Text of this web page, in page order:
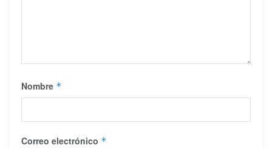
Nombre *
Correo electrónico *